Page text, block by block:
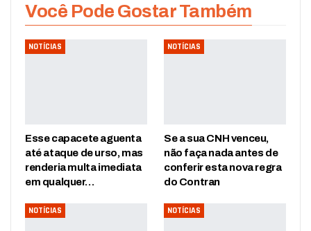
Você Pode Gostar Também
NOTÍCIAS
Esse capacete aguenta
até ataque de urso, mas
renderia multa imediata
em qualquer…
NOTÍCIAS
Se a sua CNH venceu,
não faça nada antes de
conferir esta nova regra
do Contran
NOTÍCIAS NOTÍCIAS